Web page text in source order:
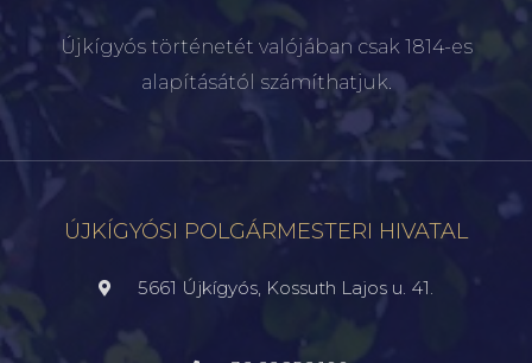
Újkígyós történetét valójában csak 1814-es
alapításától számíthatjuk.
ÚJKÍGYÓSI POLGÁRMESTERI HIVATAL
5661 Újkígyós, Kossuth Lajos u. 41.